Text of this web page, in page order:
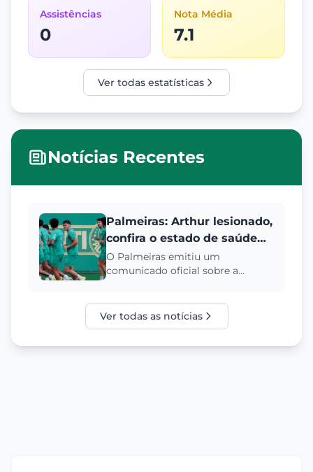
Assistências
0
Nota Média
7.1
Ver todas estatísticas
Notícias Recentes
Palmeiras: Arthur lesionado,
confira o estado de saúde
do jogador e outros
desfalques no elenco
O Palmeiras emitiu um
comunicado oficial sobre a
sobre o qua...
Ver todas as notícias